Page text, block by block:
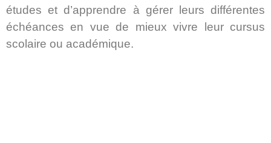
études et d’apprendre à gérer leurs différentes
échéances en vue de mieux vivre leur cursus
scolaire ou académique.